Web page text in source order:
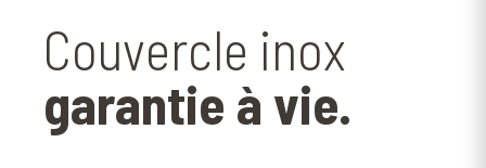
Couvercle inox
garantie à vie.